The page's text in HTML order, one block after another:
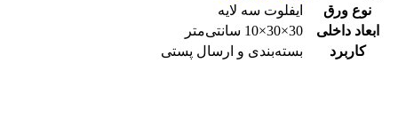
نوع ورق
ایفلوت سه لایه
ابعاد داخلی
30×30×10 سانتی‌متر
کاربرد
بسته‌بندی و ارسال پستی